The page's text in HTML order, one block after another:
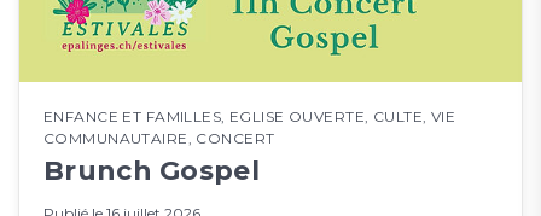
ENFANCE ET FAMILLES EGLISE OUVERTE CULTE VIE
COMMUNAUTAIRE CONCERT
Brunch Gospel